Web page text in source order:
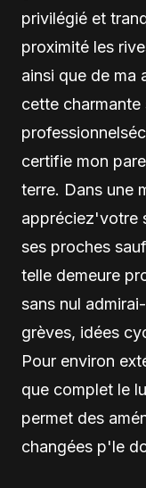
privilégié et
proximité les
ainsi que de ma
cette charmante
certifie mon
terre. Dans une
appréciez'votre
ses proches
telle demeure
sans nul
grèves, idées
Pour environ
que complet le
permet des
changées p'le